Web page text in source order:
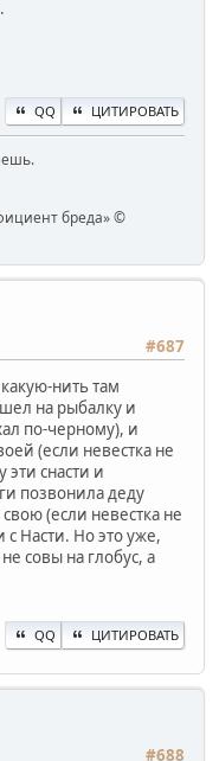
QQ ЦИТИРОВАТЬ
бреда» ©
#687
нить там
на рыбалку и
по-черному), и
(если невестка не
эти снасти и
позвонила деду
(если невестка не
с Насти. Но это уже,
совы на глобус, а
QQ ЦИТИРОВАТЬ
#688